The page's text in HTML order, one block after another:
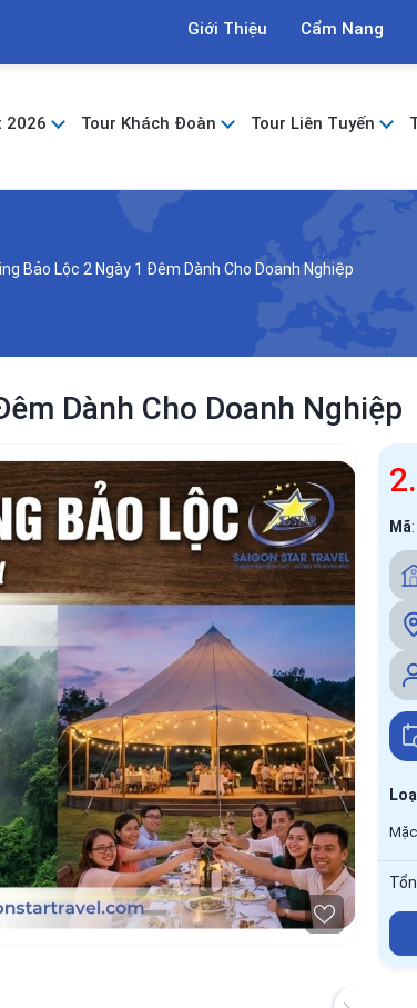
Giới Thiệu Cẩm Nang
2026 Tour Khách Đoàn Tour Liên Tuyến
Bảo Lộc 2 Ngày 1 Đêm Dành Cho Doanh Nghiệp
Dành Cho Doanh Nghiệp
Mã: